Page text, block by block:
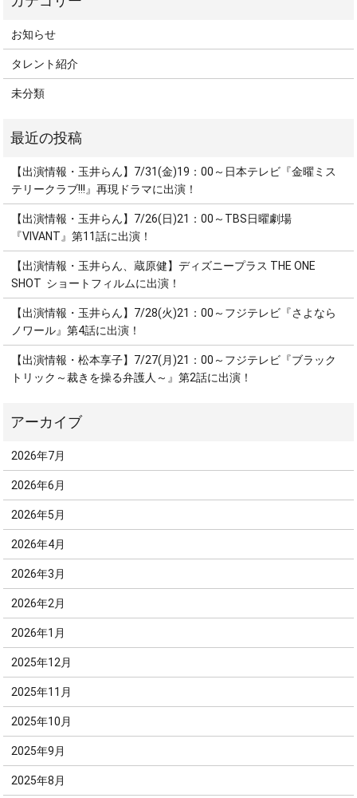
お知らせ
タレント紹介
未分類
【出演情報・玉井らん】7/31(金)19：00～日本テレビ『金曜ミス
テリークラブ!!!』再現ドラマに出演！
【出演情報・玉井らん】7/26(日)21：00～TBS日曜劇場
『VIVANT』第11話に出演！
【出演情報・玉井らん、蔵原健】ディズニープラス THE ONE
SHOT ショートフィルムに出演！
【出演情報・玉井らん】7/28(火)21：00～フジテレビ『さよなら
ノワール』第4話に出演！
【出演情報・松本享子】7/27(月)21：00～フジテレビ『ブラック
トリック～裁きを操る弁護人～』第2話に出演！
2026年7月
2026年6月
2026年5月
2026年4月
2026年3月
2026年2月
2026年1月
2025年12月
2025年11月
2025年10月
2025年9月
2025年8月